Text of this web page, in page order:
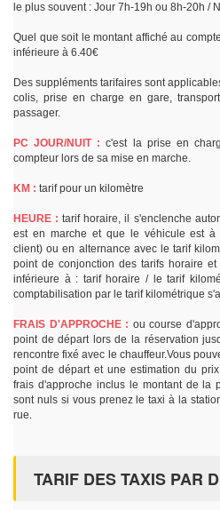
le plus souvent : Jour 7h-19h ou 8h-20h /
Quel que soit le montant affiché au
inférieure à 6.40€
Des suppléments tarifaires sont
colis, prise en charge en gare,
passager.
PC JOUR/NUIT : c'est la prise en
compteur lors de sa mise en marche.
KM : tarif pour un kilomètre
HEURE : tarif horaire, il s'enclenche
est en marche et que le véhicule est à
client) ou en alternance avec le tarif
point de conjonction des tarifs horaire
inférieure à : tarif horaire / le tarif
comptabilisation par le tarif kilométrique
FRAIS D'APPROCHE : ou course
point de départ lors de la réservation
rencontre fixé avec le chauffeur.Vous
point de départ et une estimation du
frais d'approche inclus le montant de la
sont nuls si vous prenez le taxi à la
rue.
TARIF DES TAXIS PAR